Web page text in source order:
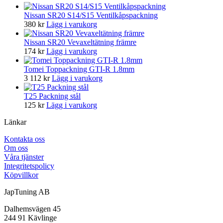
Nissan SR20 S14/S15 Ventilkåpspackning
380 kr Lägg i varukorg
Nissan SR20 Vevaxeltätning främre
174 kr Lägg i varukorg
Tomei Toppackning GTI-R 1.8mm
3 112 kr Lägg i varukorg
T25 Packning stål
125 kr Lägg i varukorg
Länkar
Kontakta oss
Om oss
Våra tjänster
Integritetspolicy
Köpvillkor
JapTuning AB
Dalhemsvägen 45
244 91 Kävlinge